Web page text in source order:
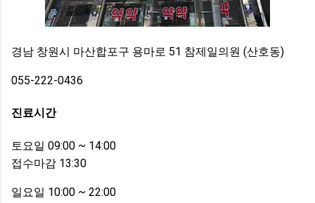
경남 창원시 마산합포구 용마로 51 참제일의원 (산호동)
055-222-0436
진료시간
토요일 09:00 ~ 14:00
접수마감 13:30
일요일 10:00 ~ 22:00